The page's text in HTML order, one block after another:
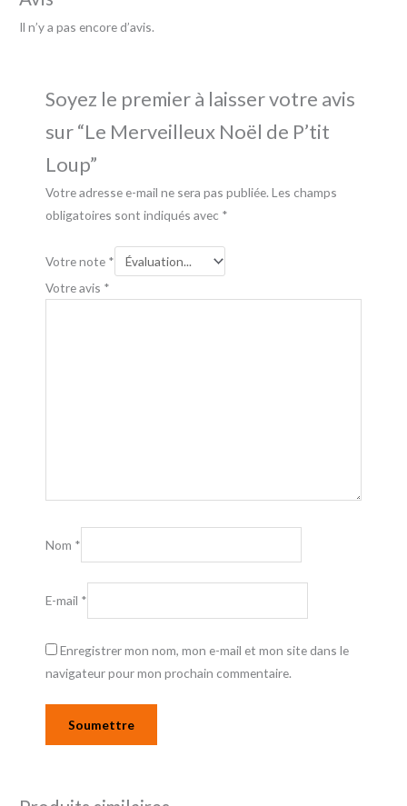
Il n’y a pas encore d’avis.
Soyez le premier à laisser votre avis
sur “Le Merveilleux Noël de P’tit
Loup”
Votre adresse e-mail ne sera pas publiée. Les champs
obligatoires sont indiqués avec *
Votre note *
Votre avis *
Nom *
E-mail *
Enregistrer mon nom, mon e-mail et mon site dans le
navigateur pour mon prochain commentaire.